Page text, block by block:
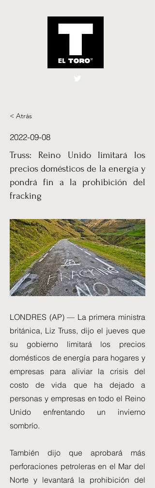
El Toro España
< Atrás
2022-09-08
Truss: Reino Unido limitará los
precios domésticos de la energía y
pondrá fin a la prohibición del
fracking
LONDRES (AP) — La primera ministra
británica, Liz Truss, dijo el jueves que
su gobierno limitará los precios
domésticos de energía para hogares y
empresas para aliviar la crisis del
costo de vida que ha dejado a
personas y empresas en todo el Reino
Unido enfrentando un invierno
sombrío.
También dijo que aprobará más
perforaciones petroleras en el Mar del
Norte y levantará la prohibición del